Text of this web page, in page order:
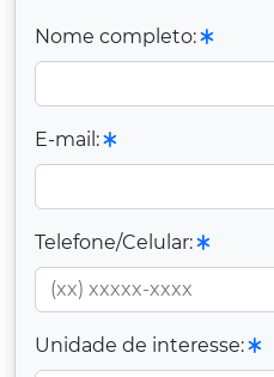
Nome completo:
E-mail:
Telefone/Celular:
Unidade de interesse: